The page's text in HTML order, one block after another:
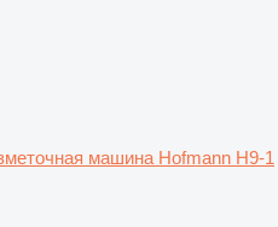
машина Hofmann H9-1